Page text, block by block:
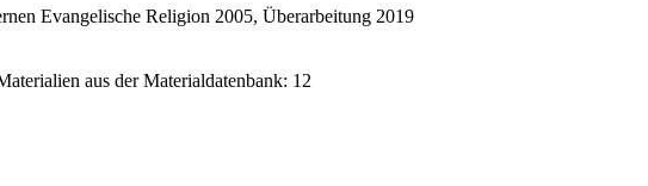
Evangelische Religion 2005, Überarbeitung 2019
aus der Materialdatenbank: 12